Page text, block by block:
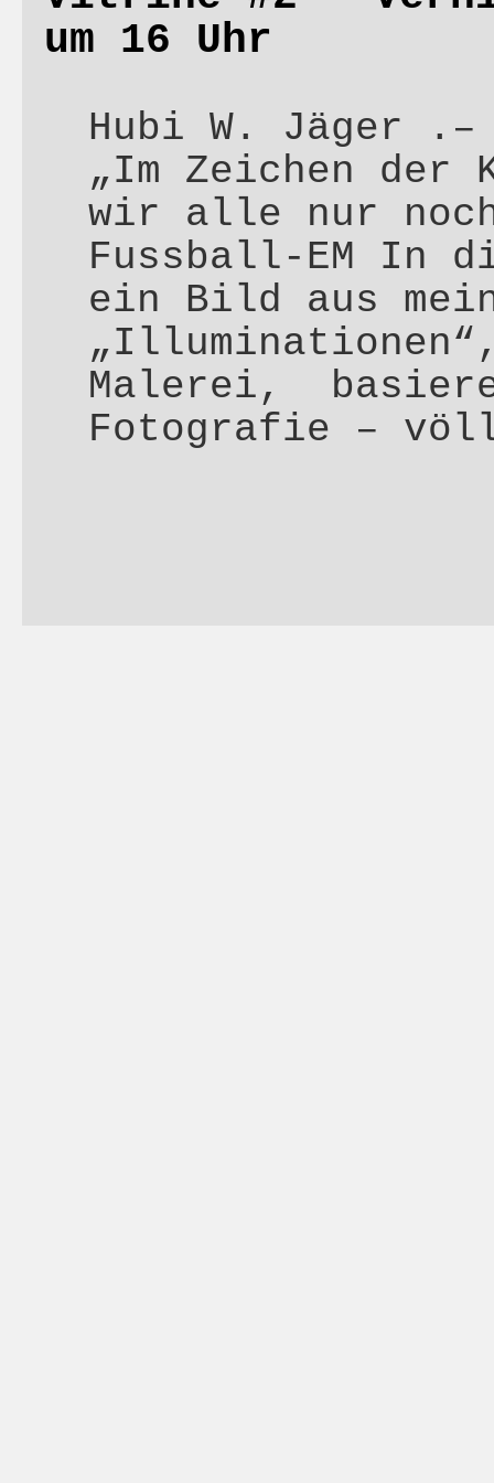
um 16 Uhr
Hubi W. Jäger
„Im Zeichen der
wir alle nur
Fussball-EM In
ein Bild aus
Malerei,
Fotografie –